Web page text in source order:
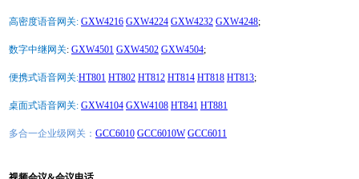
高密度语音网关: GXW4216 GXW4224 GXW4232 GXW4248;
数字中继网关: GXW4501 GXW4502 GXW4504;
便携式语音网关:HT801 HT802 HT812 HT814 HT818 HT813;
桌面式语音网关: GXW4104 GXW4108 HT841 HT881
多合一企业级网关： GCC6010 GCC6010W GCC6011